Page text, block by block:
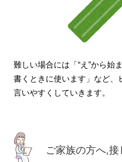
難しい場合には「“え”から始
書くときに使います」など、
言いやすくしていきます。
ご家族の方へ,接